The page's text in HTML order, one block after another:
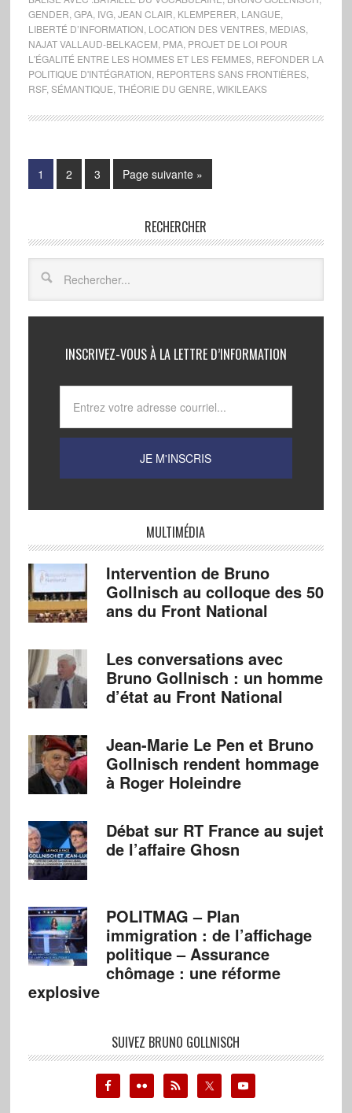
GENDER GPA, IVG, JEAN CLAIR KLEMPERER LANGUE
LIBERTÉ D’INFORMATION LOCATION DES VENTRES, MEDIAS,
NAJAT VALLAUD-BELKACEM PMA, PROJET DE LOI POUR
L'ÉGALITÉ ENTRE LES HOMMES ET LES FEMMES, REFONDER LA
POLITIQUE D'INTÉGRATION REPORTERS SANS FRONTIÈRES,
RSF, SÉMANTIQUE THÉORIE DU GENRE WIKILEAKS
1 2 3 Page suivante »
RECHERCHER
INSCRIVEZ-VOUS À LA LETTRE D’INFORMATION
MULTIMÉDIA
Intervention de Bruno
Gollnisch au colloque des 50
ans du Front National
Les conversations avec
Bruno Gollnisch : un homme
d’état au Front National
Jean-Marie Le Pen et Bruno
Gollnisch rendent hommage
à Roger Holeindre
Débat sur RT France au sujet
de l’affaire Ghosn
POLITMAG – Plan
immigration : de l’affichage
politique – Assurance
chômage : une réforme
explosive
SUIVEZ BRUNO GOLLNISCH